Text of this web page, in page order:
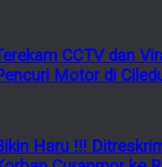
CCTV dan
Motor di
Haru !!!